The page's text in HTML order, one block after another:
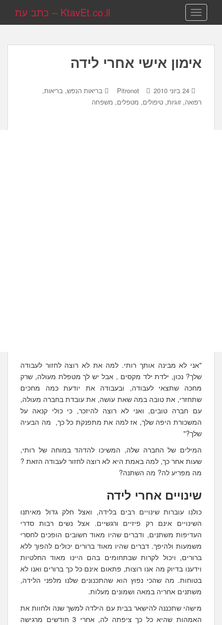
TOGGLE NAVIGATION KtavEt.co.il – כתב עת
אימון אישי אחרי לידה
24 ביוני 2010 Pitronot בריאות הנפש, בריאות,
רפואה, זוגיות, טיפולים, מטפלים, משפחה
"אני לא מבינה אותך רותי. למה את לא רוצה לחזור לעבודה
שלך? נכון, ילדת ילד מקסים , אבל יש לך מטפלת מעולה, שרק
מחכה שתצאי לעבודה, ובעבודה את יודעת כמה מחכים
שתחזרי, את טובה במה שאת עושה, את עובדת בחברה מעולה,
עם חברה טובים, ואני לא רוצה להיזכר, כי כולי קנאה על
המשכורת היפה שלך, אז למה את מתפנקת כל כך, מה הבעיה
שלך?"
המילים של החברה שלה, המשיכו להדהד במוחה של רותי,
שעות אחר כך, למה באמת היא לא רוצה לחזור לעבודה הזאת ?
מה מפריע לה? מה השתנה?
שינויים אחרי לידה
כולנו עוברות שינויים רבים בלידה, ואצל חלק גדול מאיתנו
השינויים אינם רק פיזיים ורגשיים. אצל נשים רבות סדרי
העדיפות משתנים, ודברים שהיו מאוד חשובים הופכים לחסרי
משמעות ולהיפך. דברים שהיו מאוד ברורים יכולים להפוך ללא
ברורים, ויכול לקרות שבתחומים בהם היינו מאוד החלטיות
וידענו בדיוק מה אנו רוצות, פתאום אינם כל כך ברורים ואנו לא
בטוחות. מה שהכי נפוץ הוא שהתכנונים שלנו מלפני הלידה,
משתנים אחריה במאה ושמונים מעלות.
מישהי שתכננה להישאר בבית עם הילדה למשך שנה ולחוות את
האמהות שהיא כל כך ציפתה לה, אחרי 3 חודשים מרגישה